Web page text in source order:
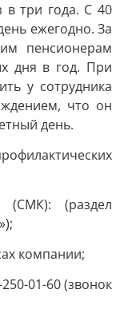
в три года. С 40
ежегодно. За
пенсионерам
дня в год. При
у сотрудника
что он
день.
(раздел
компании;
01-60 (звонок